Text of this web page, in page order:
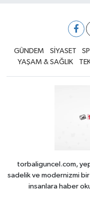
GÜNDEM SİYASET
YAŞAM & SAĞLIK
torbaliguncel.com,
sadelik ve modernizmi
insanlara haber